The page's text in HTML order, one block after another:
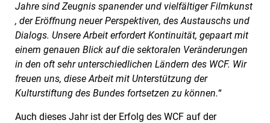
Jahre sind Zeugnis spanender und vielfältiger Filmkunst
, der Eröffnung neuer Perspektiven, des Austauschs und
Dialogs. Unsere Arbeit erfordert Kontinuität, gepaart mit
einem genauen Blick auf die sektoralen Veränderungen
in den oft sehr unterschiedlichen Ländern des WCF. Wir
freuen uns, diese Arbeit mit Unterstützung der
Kulturstiftung des Bundes fortsetzen zu können.“
Auch dieses Jahr ist der Erfolg des WCF auf der